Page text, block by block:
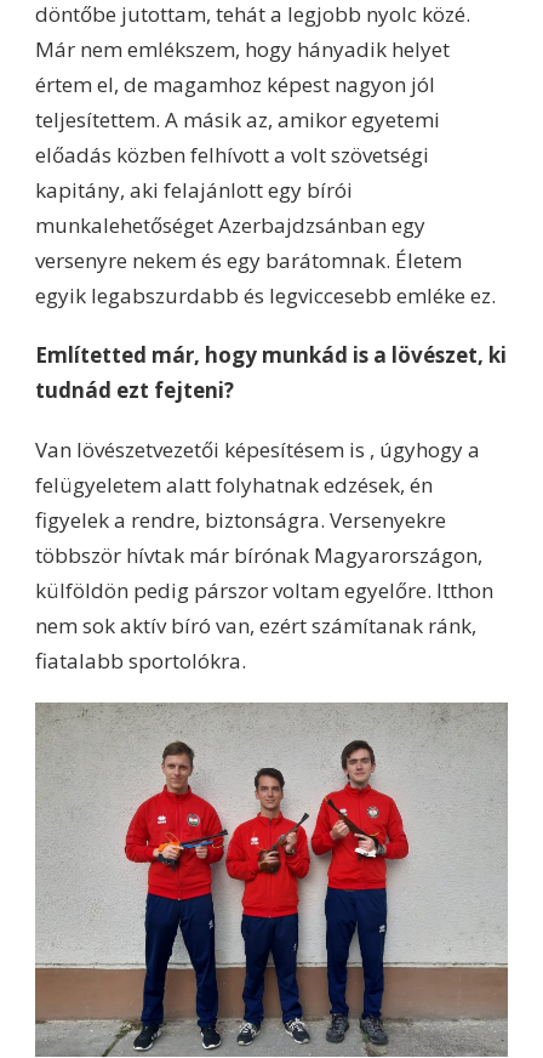
döntőbe jutottam, tehát a legjobb nyolc közé.
Már nem emlékszem, hogy hányadik helyet
értem el, de magamhoz képest nagyon jól
teljesítettem. A másik az, amikor egyetemi
előadás közben felhívott a volt szövetségi
kapitány, aki felajánlott egy bírói
munkalehetőséget Azerbajdzsánban egy
versenyre nekem és egy barátomnak. Életem
egyik legabszurdabb és legviccesebb emléke ez.
Említetted már, hogy munkád is a lövészet, ki
tudnád ezt fejteni?
Van lövészetvezetői képesítésem is , úgyhogy a
felügyeletem alatt folyhatnak edzések, én
figyelek a rendre, biztonságra. Versenyekre
többször hívtak már bírónak Magyarországon,
külföldön pedig párszor voltam egyelőre. Itthon
nem sok aktív bíró van, ezért számítanak ránk,
fiatalabb sportolókra.